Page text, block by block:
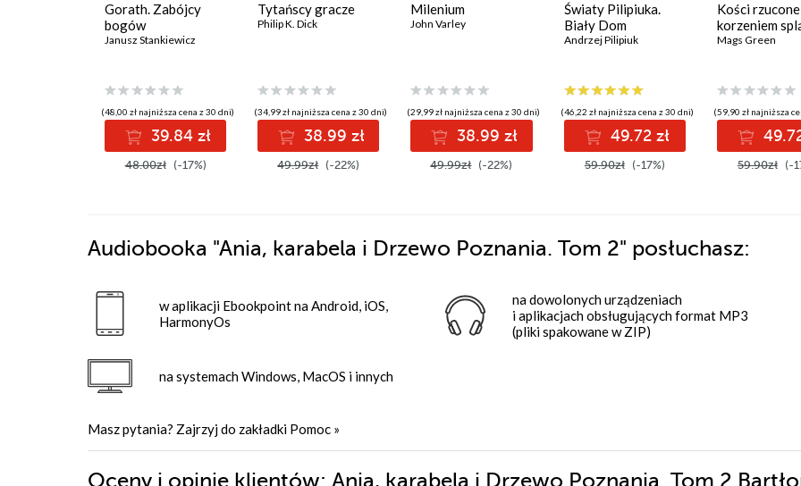
Gorath. Zabójcy
bogów
Janusz Stankiewicz
(48,00 zł najniższa cena z 30 dni)
39.84 zł
48.00zł (-17%)
Tytańscy gracze
Philip K. Dick
(34,99 zł najniższa cena z 30 dni)
38.99 zł
49.99zł (-22%)
Milenium
John Varley
(29,99 zł najniższa cena z 30 dni)
38.99 zł
49.99zł (-22%)
Światy Pilipiuka.
Biały Dom
Andrzej Pilipiuk
(46,22 zł najniższa cena z 30 dni)
49.72 zł
59.90zł (-17%)
Kości rzucone
korzeniem
Mags Green
(59,90 zł najniższa
59.90zł (-
Audiobooka "Ania, karabela i Drzewo Poznania. Tom 2" posłuchasz:
w aplikacji Ebookpoint na Android, iOS,
HarmonyOs
na systemach Windows, MacOS i innych
na dowolonych urządzeniach
i aplikacjach obsługujących format MP3
(pliki spakowane w ZIP)
Masz pytania? Zajrzyj do zakładki Pomoc »